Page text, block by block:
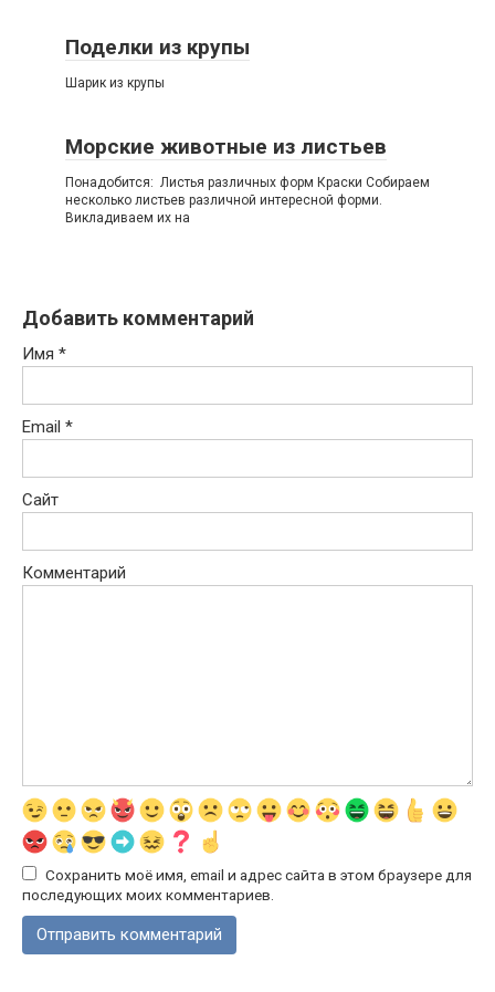
Поделки из крупы
Шарик из крупы
Морские животные из листьев
Понадобится: Листья различных форм Краски Собираем
несколько листьев различной интересной форми.
Викладиваем их на
Добавить комментарий
Имя *
Email *
Сайт
Комментарий
Сохранить моё имя, email и адрес сайта в этом браузере для
последующих моих комментариев.